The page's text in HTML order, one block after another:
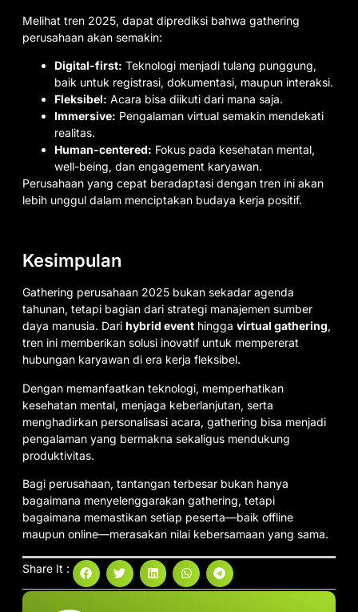
Melihat tren 2025, dapat diprediksi bahwa gathering
perusahaan akan semakin:
Digital-first: Teknologi menjadi tulang punggung,
baik untuk registrasi, dokumentasi, maupun interaksi.
Fleksibel: Acara bisa diikuti dari mana saja.
Immersive: Pengalaman virtual semakin mendekati
realitas.
Human-centered: Fokus pada kesehatan mental,
well-being, dan engagement karyawan.
Perusahaan yang cepat beradaptasi dengan tren ini akan
lebih unggul dalam menciptakan budaya kerja positif.
Kesimpulan
Gathering perusahaan 2025 bukan sekadar agenda
tahunan, tetapi bagian dari strategi manajemen sumber
daya manusia. Dari hybrid event hingga virtual gathering,
tren ini memberikan solusi inovatif untuk mempererat
hubungan karyawan di era kerja fleksibel.
Dengan memanfaatkan teknologi, memperhatikan
kesehatan mental, menjaga keberlanjutan, serta
menghadirkan personalisasi acara, gathering bisa menjadi
pengalaman yang bermakna sekaligus mendukung
produktivitas.
Bagi perusahaan, tantangan terbesar bukan hanya
bagaimana menyelenggarakan gathering, tetapi
bagaimana memastikan setiap peserta—baik offline
maupun online—merasakan nilai kebersamaan yang sama.
Share It :